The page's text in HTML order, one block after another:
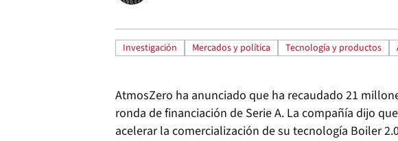
Investigación Mercados y política Tecnología y productos
AtmosZero ha anunciado que ha recaudado 21
ronda de financiación de Serie A. La compañía dijo
acelerar la comercialización de su tecnología Boiler